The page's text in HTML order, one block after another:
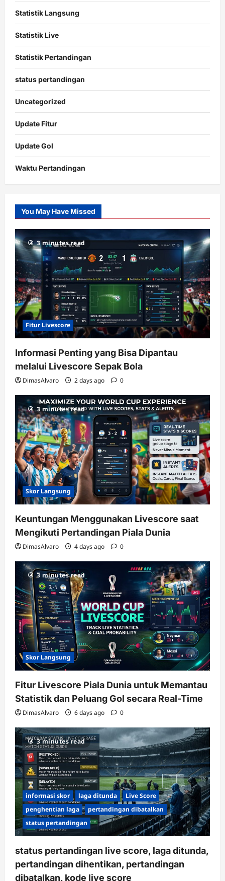
Statistik Langsung
Statistik Live
Statistik Pertandingan
status pertandingan
Uncategorized
Update Fitur
Update Gol
Waktu Pertandingan
Slot
Gacor
RTP
terupdate
You May Have Missed
3 minutes read
Fitur Livescore
Informasi Penting yang Bisa Dipantau
melalui Livescore Sepak Bola
DimasAlvaro 2 days ago 0
3 minutes read
Skor Langsung
Keuntungan Menggunakan Livescore saat
Mengikuti Pertandingan Piala Dunia
DimasAlvaro 4 days ago 0
3 minutes read
Skor Langsung
Fitur Livescore Piala Dunia untuk Memantau
Statistik dan Peluang Gol secara Real-Time
DimasAlvaro 6 days ago 0
3 minutes read
informasi skor laga ditunda
Live Score
penghentian laga
pertandingan dibatalkan
status pertandingan
status pertandingan live score, laga ditunda,
pertandingan dihentikan, pertandingan
dibatalkan, kode live score